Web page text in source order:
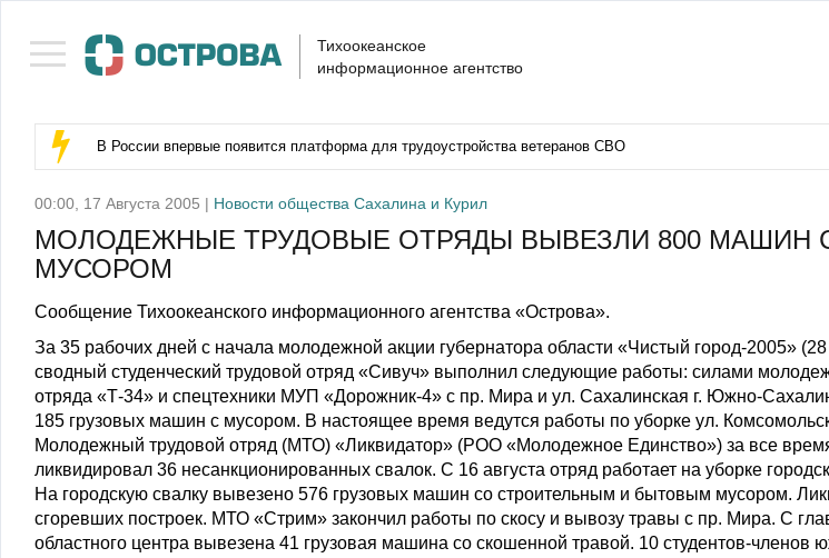
Тихоокеанское
информационное агентство
В России впервые появится платформа для трудоустройства ветеранов СВО
00:00, 17 Августа 2005 | Новости общества Сахалина и Курил
МОЛОДЕЖНЫЕ ТРУДОВЫЕ ОТРЯДЫ ВЫВЕЗЛИ 800 МАШИН
МУСОРОМ
Сообщение Тихоокеанского информационного агентства «Острова».
За 35 рабочих дней с начала молодежной акции губернатора области «Чистый город-2005»
сводный студенческий трудовой отряд «Сивуч» выполнил следующие работы: силами
отряда «Т-34» и спецтехники МУП «Дорожник-4» с пр. Мира и ул. Сахалинская г. Южно-
185 грузовых машин с мусором. В настоящее время ведутся работы по уборке ул.
Молодежный трудовой отряд (МТО) «Ликвидатор» (РОО «Молодежное Единство») за все
ликвидировал 36 несанкционированных свалок. С 16 августа отряд работает на уборке
На городскую свалку вывезено 576 грузовых машин со строительным и бытовым мусором.
сгоревших построек. МТО «Стрим» закончил работы по скосу и вывозу травы с пр. Мира. С
областного центра вывезена 41 грузовая машина со скошенной травой. 10 студентов-членов